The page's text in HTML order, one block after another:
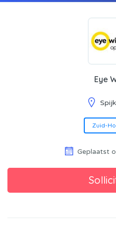
Eye
Zuid-
Geplaatst